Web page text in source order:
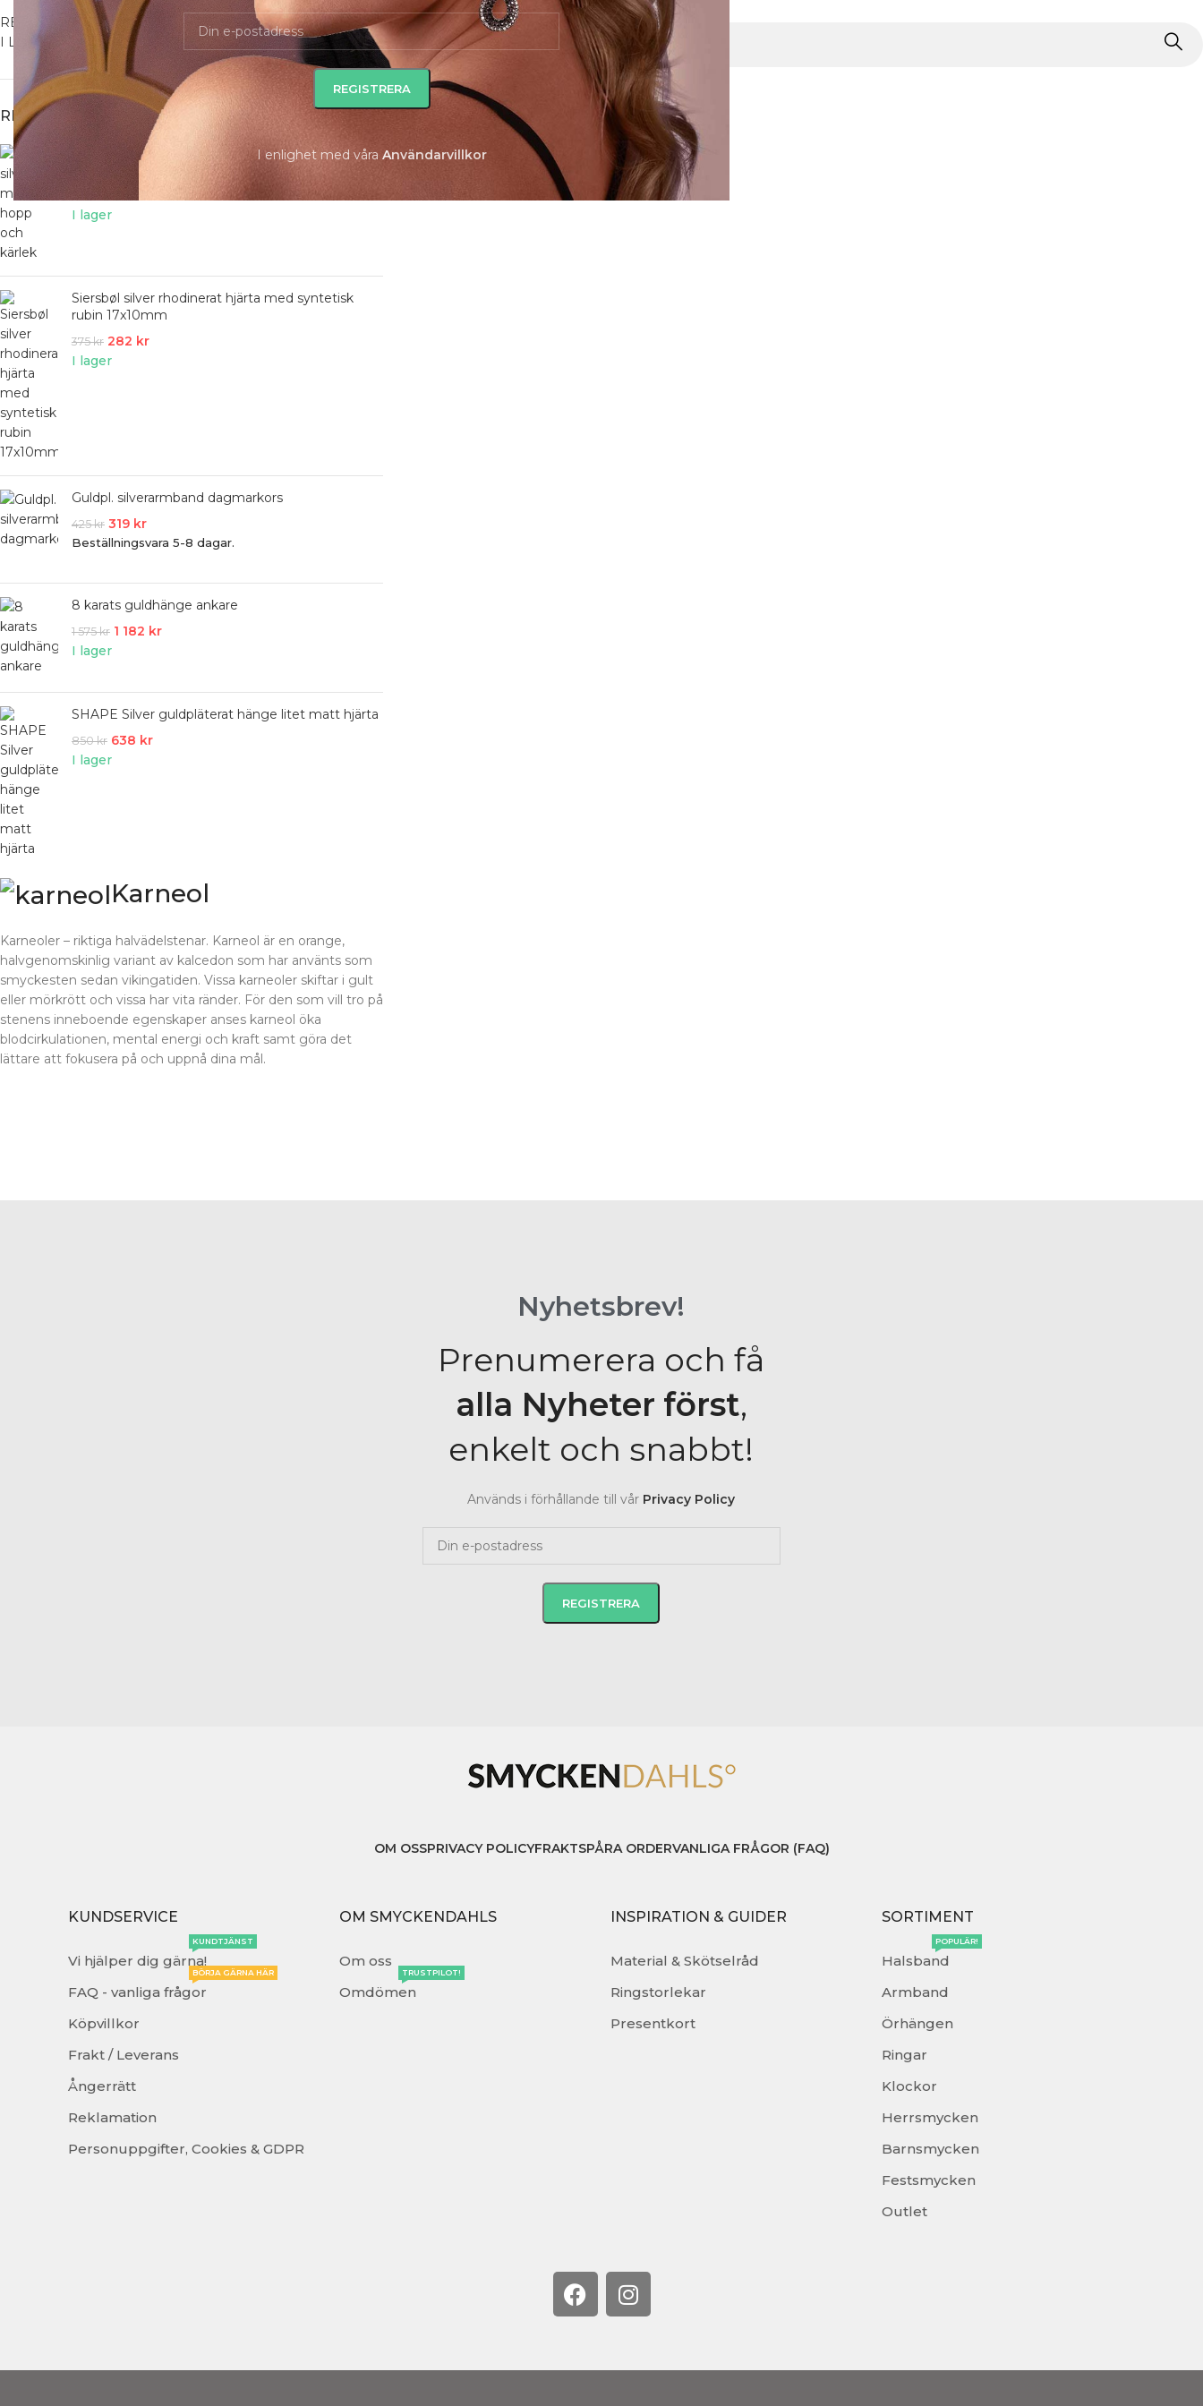
I enlighet med våra Användarvillkor
REA
I Lager
REA
Förg. silverhänge/berlock med tro, hopp och
kärlek
169
I lager
Siersbøl silver rhodinerat hjärta med syntetisk
rubin 17x10mm
375kr 282 kr
I lager
Guldpl. silverarmband dagmarkors
425kr 319 kr
Beställningsvara 5-8 dagar.
8 karats guldhänge ankare
1 575kr 1 182 kr
I lager
SHAPE Silver guldpläterat hänge litet matt hjärta
850kr 638 kr
I lager
Karneol
Karneoler – riktiga halvädelstenar. Karneol är en orange,
halvgenomskinlig variant av kalcedon som har använts som
smyckesten sedan vikingatiden. Vissa karneoler skiftar i gult
eller mörkrött och vissa har vita ränder. För den som vill tro på
stenens inneboende egenskaper anses karneol öka
blodcirkulationen, mental energi och kraft samt göra det
lättare att fokusera på och uppnå dina mål.
Inga produkter hittades som motsvarar ditt val.
Nyhetsbrev!
Prenumerera och få
alla Nyheter först,
enkelt och snabbt!
Används i förhållande till vår Privacy Policy
OM OSSPRIVACY POLICYFRAKTSPÅRA ORDERVANLIGA FRÅGOR (FAQ)
KUNDSERVICE
Vi hjälper dig gärna!
KUNDTJÄNST
FAQ - vanliga frågor
BÖRJA GÄRNA HÄR
Köpvillkor
Frakt / Leverans
Ångerrätt
Reklamation
Personuppgifter, Cookies & GDPR
OM SMYCKENDAHLS
Om oss
Omdömen
TRUSTPILOT!
INSPIRATION & GUIDER
Material & Skötselråd
Ringstorlekar
Presentkort
SORTIMENT
Halsband
POPULÄR!
Armband
Örhängen
Ringar
Klockor
Herrsmycken
Barnsmycken
Festsmycken
Outlet